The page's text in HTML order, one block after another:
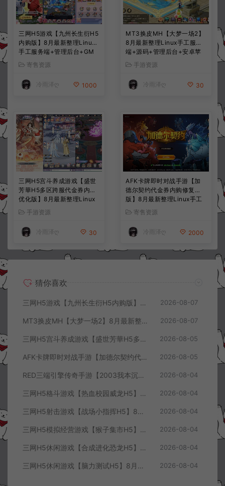
三网H5游戏【九州长生衍H5
内购版】8月最新整理Linux
手工服务端+管理后台+GM
授权后台+简易安卓客户端
+详细搭建教程+视频教程
寄售资源
冷雨泽ღ 1000
MT3换皮MH【大梦一场2】
8月最新整理Linux手工服务
端+源码+管理后台+安卓苹
果双端+详细搭建教程+视频
教程
手游资源
冷雨泽ღ 30
三网H5宫斗养成游戏【盛世
芳華H5多区跨服代金券内购
优化版】8月最新整理Linux
手工服务端+CDK授权后台
+全资源安卓+详细搭建教程
+视频教程
手游资源
冷雨泽ღ 30
AFK卡牌即时对战手游【加
德尔契约代金券内购修复
版】8月最新整理Linux手工
服务端+前后端全套源码+CD
K授权后台+安卓苹果双端
+详细搭建教程+视频教程
寄售资源
冷雨泽ღ 2000
猜你喜欢
三网H5游戏【九州长生衍H5内购版】8月最新整理Linux手工服务端+管理后台+GM授权后台+简易安卓客户端+详细搭建教程+视频教程 2026-08-07
MT3换皮MH【大梦一场2】8月最新整理Linux手工服务端+源码+管理后台+安卓苹果双端+详细搭建教程+视频教程 2026-08-07
三网H5宫斗养成游戏【盛世芳華H5多区跨服代金券内购优化版】8月最新整理Linux手工服务端+CDK授权后台+全资源安卓+详细搭建教程+视频教程 2026-08-05
AFK卡牌即时对战手游【加德尔契约代金券内购修复版】8月最新整理Linux手工服务端+前后端全套源码+CDK授权后台+安卓苹果双端+详细搭建教程+视频教程 2026-08-05
RED三端引擎传奇手游【2003我本沉默三职业】8月最新整理Win一键服务端+PC安卓+详细搭建教程 2026-08-04
三网H5格斗游戏【热血校园威龙H5】8月最新整理Linux手工服务端+Win一键服务端+解压即玩+简易安卓客户端+详细搭建教程 2026-08-04
三网H5射击游戏【战场小指挥H5】8月最新整理Linux手工服务端+Win一键服务端+解压即玩+简易安卓客户端+详细搭建教程 2026-08-04
三网H5模拟经营游戏【猴子集市H5】8月最新整理Linux手工服务端+Win一键服务端+解压即玩+简易安卓客户端+详细搭建教程 2026-08-04
三网H5休闲游戏【合成进化恐龙H5】8月最新整理Linux手工服务端+Win一键服务端+解压即玩+简易安卓客户端+详细搭建教程 2026-08-04
三网H5休闲游戏【脑力测试H5】8月最新整理Linux手工服务端+Win一键服务端+解压即玩+简易安卓客户端+详细搭建教程 2026-08-04